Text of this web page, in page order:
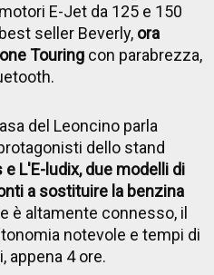
E-Jet da 125 e 150
seller Beverly, ora
Touring con parabrezza,
del Leoncino parla
dello stand
L'E-ludix, due modelli di
a sostituire la benzina
è altamente connesso, il
notevole e tempi di
appena 4 ore.